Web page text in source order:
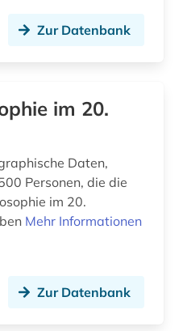
experimentelle archäologie (1)
Zur Datenbank
im 20.
Daten,
Personen, die die
im 20.
Mehr Informationen
Zur Datenbank